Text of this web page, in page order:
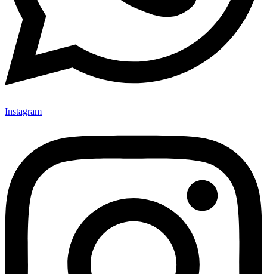
Instagram